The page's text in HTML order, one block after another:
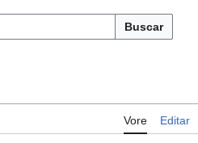
Buscar
Vore Editar